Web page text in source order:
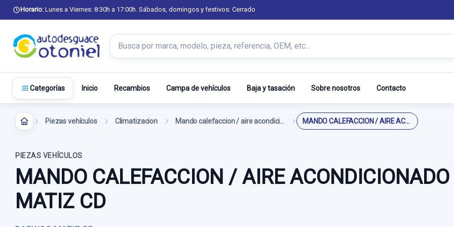
Horario: Lunes a Viernes: 8:30h a 17:00h. Sábados, domingos y festivos: Cerrado
Buscar productos
Categorías Inicio Recambios Campa de vehículos Baja y tasación Sobre nosotros Contacto
Piezas vehículos Climatizacion Mando calefaccion / aire acondicionado MANDO CALEFACCION / AIRE ACONDICIONADO S/ R
PIEZAS VEHÍCULOS
MANDO CALEFACCION / AIRE
MATIZ CD